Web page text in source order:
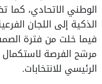
الوطني الاتحادي، كما
الذكية إلى اللجان
فيما خلت من فترة
مرشح الفرصة لاستكمال
الرئيسي للانتخابات.